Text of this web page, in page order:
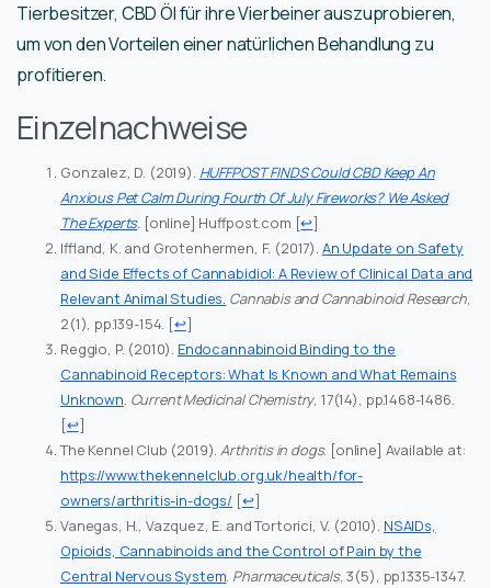
Tierbesitzer, CBD Öl für ihre Vierbeiner auszuprobieren,
um von den Vorteilen einer natürlichen Behandlung zu
profitieren.
Einzelnachweise
Gonzalez, D. (2019). HUFFPOST FINDS Could CBD Keep An
Anxious Pet Calm During Fourth Of July Fireworks? We Asked
The Experts. [online] Huffpost.com [↩]
Iffland, K. and Grotenhermen, F. (2017). An Update on Safety
and Side Effects of Cannabidiol: A Review of Clinical Data and
Relevant Animal Studies. Cannabis and Cannabinoid Research,
2(1), pp.139-154. [↩]
Reggio, P. (2010). Endocannabinoid Binding to the
Cannabinoid Receptors: What Is Known and What Remains
Unknown. Current Medicinal Chemistry, 17(14), pp.1468-1486.
[↩]
The Kennel Club (2019).Arthritis in dogs. [online] Available at:
https://www.thekennelclub.org.uk/health/for-
owners/arthritis-in-dogs/ [↩]
Vanegas, H., Vazquez, E. and Tortorici, V. (2010). NSAIDs,
Opioids, Cannabinoids and the Control of Pain by the
Central Nervous System. Pharmaceuticals, 3(5), pp.1335-1347.